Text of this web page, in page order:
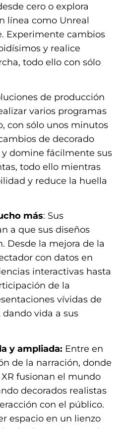
cero o explora
línea como Unreal
Experimente cambios
y realice
todo ello con sólo
de producción
varios programas
con sólo unos minutos
de decorado
y domine fácilmente sus
todo ello mientras
y reduce la huella
más: Sus
a que sus diseños
Desde la mejora de la
con datos en
interactivas hasta
de la
vívidas de
dando vida a sus
y ampliada: Entre en
de la narración, donde
fusionan el mundo
decorados realistas
con el público.
espacio en un lienzo